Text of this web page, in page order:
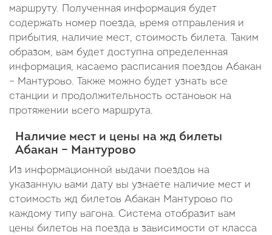
11
часов
43
минуты
маршруту. Полученная информация будет
содержать номер поезда, время отправления и
прибытия, наличие мест, стоимость билета. Таким
образом, вам будет доступна определенная
информация, касаемо расписания поездов Абакан
– Мантурово. Также можно будет узнать все
станции и продолжительность остановок на
протяжении всего маршрута.
Наличие мест и цены на жд билеты
Абакан – Мантурово
Из информационной выдачи поездов на
указанную вами дату вы узнаете наличие мест и
стоимость жд билетов Абакан Мантурово по
каждому типу вагона. Система отобразит вам
цены билетов на поезда в зависимости от класса